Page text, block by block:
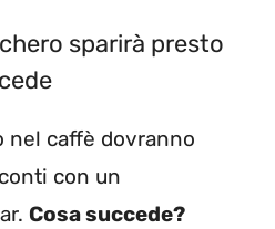
sparirà presto
nel caffè dovranno
con un
Cosa succede?